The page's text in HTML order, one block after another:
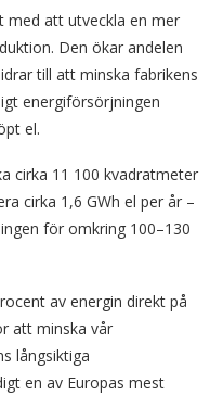
med att utveckla en mer
Den ökar andelen
till att minska fabrikens
energiförsörjningen
el.
cirka 11 100 kvadratmeter
cirka 1,6 GWh el per år –
för omkring 100–130
av energin direkt på
att minska vår
långsiktiga
en av Europas mest